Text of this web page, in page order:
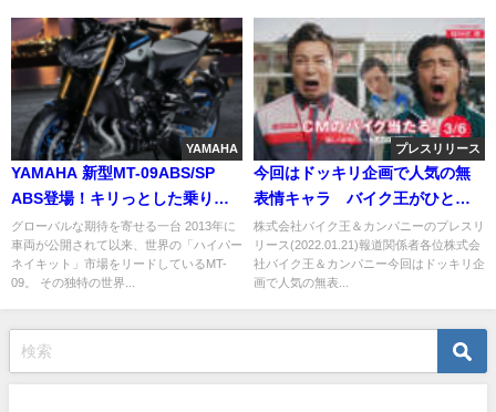
YAMAHA
YAMAHA 新型MT-09ABS/SP
ABS登場！キリっとした乗り味
が刺激的で爽快
グローバルな期待を寄せる一台 2013年に
車両が公開されて以来、世界の「ハイパー
ネイキット」市場をリードしているMT-
09。 その独特の世界...
プレスリリース
今回はドッキリ企画で人気の無
表情キャラ バイク王がひと癖
ある新CMを公開！
株式会社バイク王＆カンパニーのプレスリ
リース(2022.01.21)報道関係者各位株式会
社バイク王＆カンパニー今回はドッキリ企
画で人気の無表...